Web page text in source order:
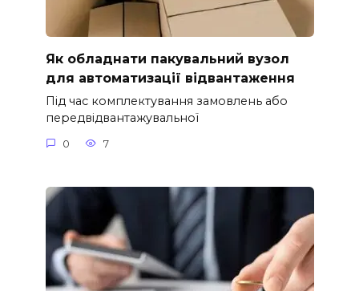
Як обладнати пакувальний вузол
для автоматизації відвантаження
Під час комплектування замовлень або
передвідвантажувальної
0 7